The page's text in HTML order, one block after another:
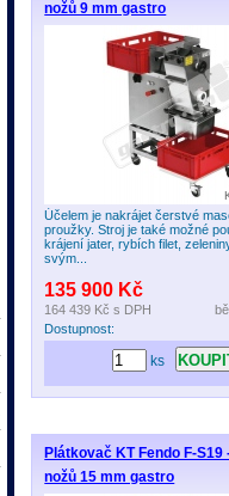
nožů 9 mm gastro
Účelem je nakrájet čerstvé
proužky. Stroj je také možné
krájení jater, rybích filet,
svým...
135 900 Kč
164 439 Kč s DPH
Dostupnost:
ks
Plátkovač KT Fendo F-S19
nožů 15 mm gastro